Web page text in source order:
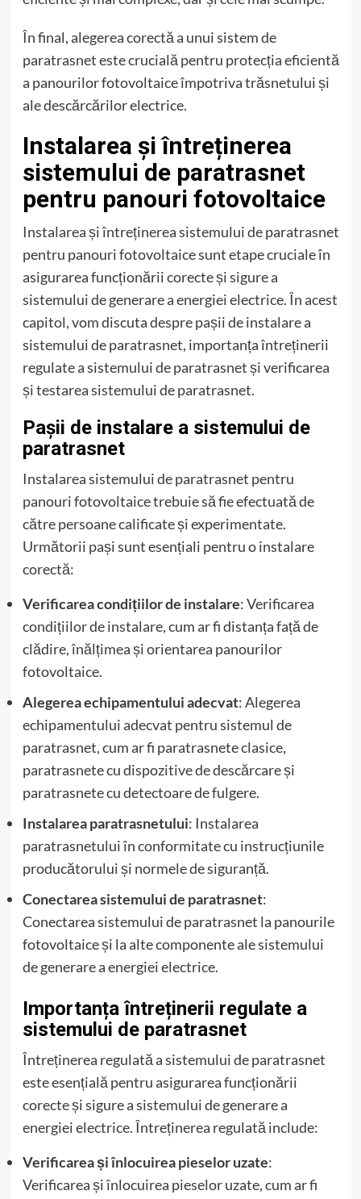
În final, alegerea corectă a unui sistem de
paratrasnet este crucială pentru protecția eficientă
a panourilor fotovoltaice împotriva trăsnetului și
ale descărcărilor electrice.
Instalarea și întreținerea
sistemului de paratrasnet
pentru panouri fotovoltaice
Instalarea și întreținerea sistemului de paratrasnet
pentru panouri fotovoltaice sunt etape cruciale în
asigurarea funcționării corecte și sigure a
sistemului de generare a energiei electrice. În acest
capitol, vom discuta despre pașii de instalare a
sistemului de paratrasnet, importanța întreținerii
regulate a sistemului de paratrasnet și verificarea
și testarea sistemului de paratrasnet.
Pașii de instalare a sistemului de
paratrasnet
Instalarea sistemului de paratrasnet pentru
panouri fotovoltaice trebuie să fie efectuată de
către persoane calificate și experimentate.
Următorii pași sunt esențiali pentru o instalare
corectă:
Verificarea condițiilor de instalare: Verificarea
condițiilor de instalare, cum ar fi distanța față de
clădire, înălțimea și orientarea panourilor
fotovoltaice.
Alegerea echipamentului adecvat: Alegerea
echipamentului adecvat pentru sistemul de
paratrasnet, cum ar fi paratrasnete clasice,
paratrasnete cu dispozitive de descărcare și
paratrasnete cu detectoare de fulgere.
Instalarea paratrasnetului: Instalarea
paratrasnetului în conformitate cu instrucțiunile
producătorului și normele de siguranță.
Conectarea sistemului de paratrasnet:
Conectarea sistemului de paratrasnet la panourile
fotovoltaice și la alte componente ale sistemului
de generare a energiei electrice.
Importanța întreținerii regulate a
sistemului de paratrasnet
Întreținerea regulată a sistemului de paratrasnet
este esențială pentru asigurarea funcționării
corecte și sigure a sistemului de generare a
energiei electrice. Întreținerea regulată include:
Verificarea și înlocuirea pieselor uzate:
Verificarea și înlocuirea pieselor uzate, cum ar fi